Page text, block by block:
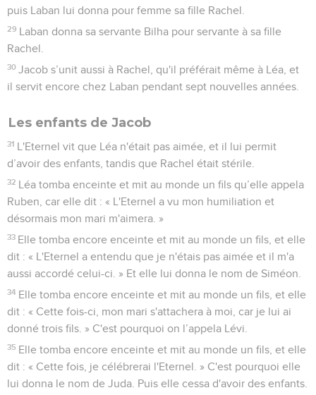
puis Laban lui donna pour femme sa fille Rachel.
29 Laban donna sa servante Bilha pour servante à sa fille
Rachel.
30 Jacob s’unit aussi à Rachel, qu'il préférait même à Léa, et
il servit encore chez Laban pendant sept nouvelles années.
Les enfants de Jacob
31 L'Eternel vit que Léa n'était pas aimée, et il lui permit
d’avoir des enfants, tandis que Rachel était stérile.
32 Léa tomba enceinte et mit au monde un fils qu’elle appela
Ruben, car elle dit : « L'Eternel a vu mon humiliation et
désormais mon mari m'aimera. »
33 Elle tomba encore enceinte et mit au monde un fils, et elle
dit : « L'Eternel a entendu que je n'étais pas aimée et il m'a
aussi accordé celui-ci. » Et elle lui donna le nom de Siméon.
34 Elle tomba encore enceinte et mit au monde un fils, et elle
dit : « Cette fois-ci, mon mari s'attachera à moi, car je lui ai
donné trois fils. » C'est pourquoi on l’appela Lévi.
35 Elle tomba encore enceinte et mit au monde un fils, et elle
dit : « Cette fois, je célébrerai l'Eternel. » C'est pourquoi elle
lui donna le nom de Juda. Puis elle cessa d'avoir des enfants.